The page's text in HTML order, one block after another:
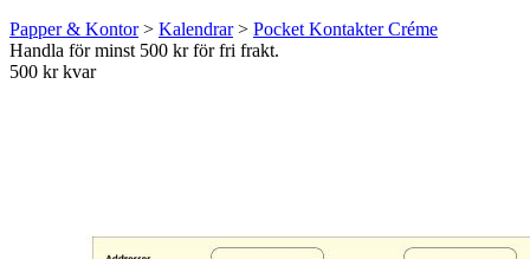
Papper & Kontor> Kalendrar> Pocket Kontakter Créme
Handla för minst 500 kr för fri frakt.
500 kr kvar